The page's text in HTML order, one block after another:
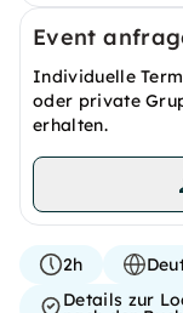
Event
Individuelle
oder private
erhalten.
2h
Details zur